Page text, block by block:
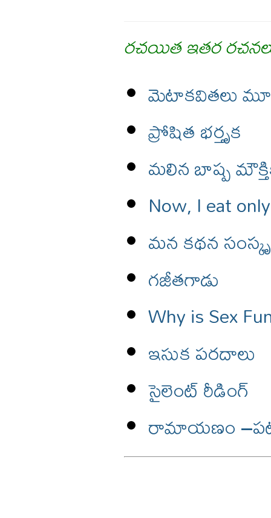
రచయిత ఇతర
మెటాకవితలు
ప్రోషిత భర్తృక
మలిన బాష్ప
Now, I eat
మన కథన
గజీతగాడు
Why is Sex
ఇసుక పరదాలు
సైలెంట్ రీడింగ్
రామాయణం